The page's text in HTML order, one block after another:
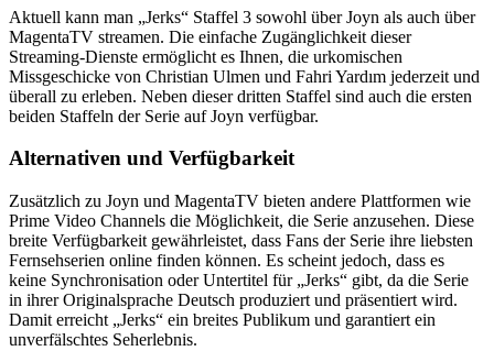
Aktuell kann man „Jerks“ Staffel 3 sowohl über Joyn als auch über
MagentaTV streamen. Die einfache Zugänglichkeit dieser
Streaming-Dienste ermöglicht es Ihnen, die urkomischen
Missgeschicke von Christian Ulmen und Fahri Yardım jederzeit und
überall zu erleben. Neben dieser dritten Staffel sind auch die ersten
beiden Staffeln der Serie auf Joyn verfügbar.
Alternativen und Verfügbarkeit
Zusätzlich zu Joyn und MagentaTV bieten andere Plattformen wie
Prime Video Channels die Möglichkeit, die Serie anzusehen. Diese
breite Verfügbarkeit gewährleistet, dass Fans der Serie ihre liebsten
Fernsehserien online finden können. Es scheint jedoch, dass es
keine Synchronisation oder Untertitel für „Jerks“ gibt, da die Serie
in ihrer Originalsprache Deutsch produziert und präsentiert wird.
Damit erreicht „Jerks“ ein breites Publikum und garantiert ein
unverfälschtes Seherlebnis.